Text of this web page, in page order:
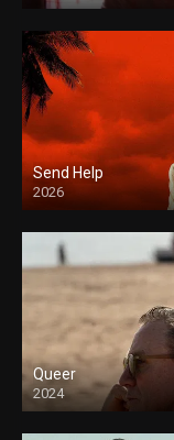
Send Help
2026
Queer
2024